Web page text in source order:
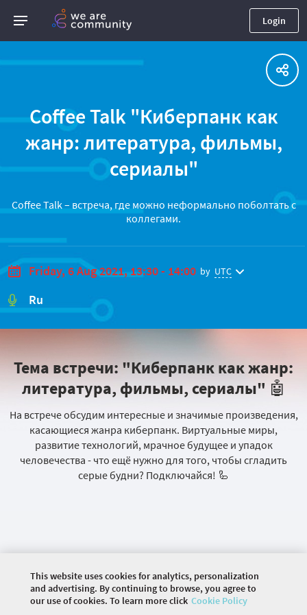
Login
Coffee Talk "Киберпанк как
жанр: литература, фильмы,
сериалы"
Coffee Talk – встреча, где можно неформально поболтать с
коллегами.
Friday, 6 Aug 2021, 13:30 - 14:00 by UTC
Ru
Тема встречи: "Киберпанк как жанр:
литература, фильмы, сериалы" 🤖
На встрече обсудим интересные и значимые произведения,
касающиеся жанра киберпанк. Виртуальные миры,
развитие технологий, мрачное будущее и упадок
человечества - что ещё нужно для того, чтобы сгладить
серые будни? Подключайся! 🦾
This website uses cookies for analytics, personalization
and advertising. By continuing to browse, you agree to
our use of cookies. To learn more click Cookie Policy